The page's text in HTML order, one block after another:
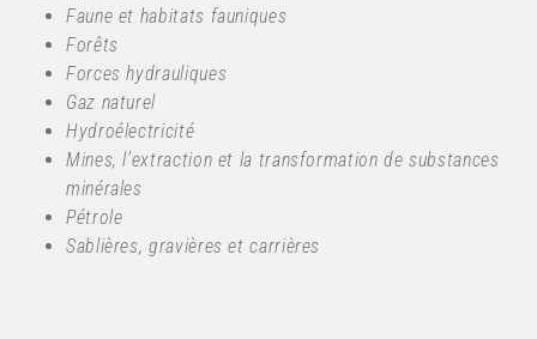
Faune et habitats fauniques
Forêts
Forces hydrauliques
Gaz naturel
Hydroélectricité
Mines, l’extraction et la transformation de substances
minérales
Pétrole
Sablières, gravières et carrières